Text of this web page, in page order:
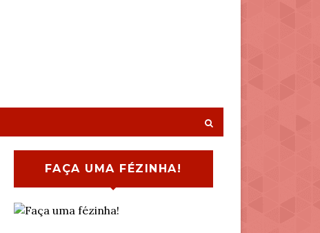
FAÇA UMA FÉZINHA!